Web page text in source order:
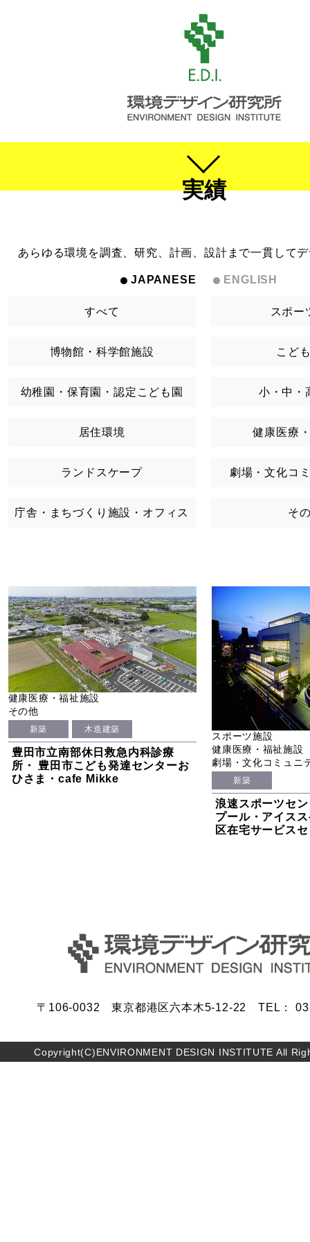
実績
あらゆる環境を調査、研究、計画、設計まで一貫して
JAPANESE ENGLISH
すべて スポー
博物館・科学館施設 こど
幼稚園・保育園・認定こども園 小・中・
居住環境 健康医療
ランドスケープ 劇場・文化コ
庁舎・まちづくり施設・オフィス そ
健康医療・福祉施設
その他
新築 木造建築
豊田市立南部休日救急内科診療
所・ 豊田市こども発達センターお
ひさま・cafe Mikke
スポーツ施設
健康医療・福祉施設
劇場・文化コミュニ
新築
浪速スポーツセ
プール・アイス
区在宅サービス
〒106-0032 東京都港区六本木5-12-22 TEL：
Copyright(C)ENVIRONMENT DESIGN INSTITUTE All